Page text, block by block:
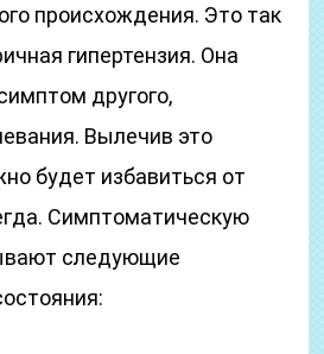
происхождения. Это так
гипертензия. Она
другого,
Вылечив это
будет избавиться от
Симптоматическую
следующие